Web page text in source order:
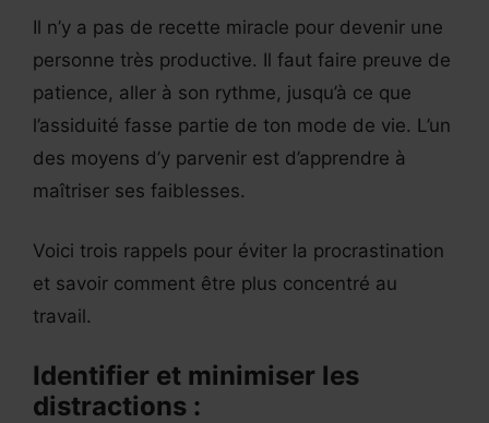
Il n’y a pas de recette miracle pour devenir une
personne très productive. Il faut faire preuve de
patience, aller à son rythme, jusqu’à ce que
l’assiduité fasse partie de ton mode de vie. L’un
des moyens d’y parvenir est d’apprendre à
maîtriser ses faiblesses.
Voici trois rappels pour éviter la procrastination
et savoir comment être plus concentré au
travail.
Identifier et minimiser les
distractions :